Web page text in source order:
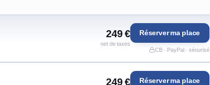
249 €
net de taxes
Réserver ma place
CB · PayPal · sécurisé
249 € Réserver ma place